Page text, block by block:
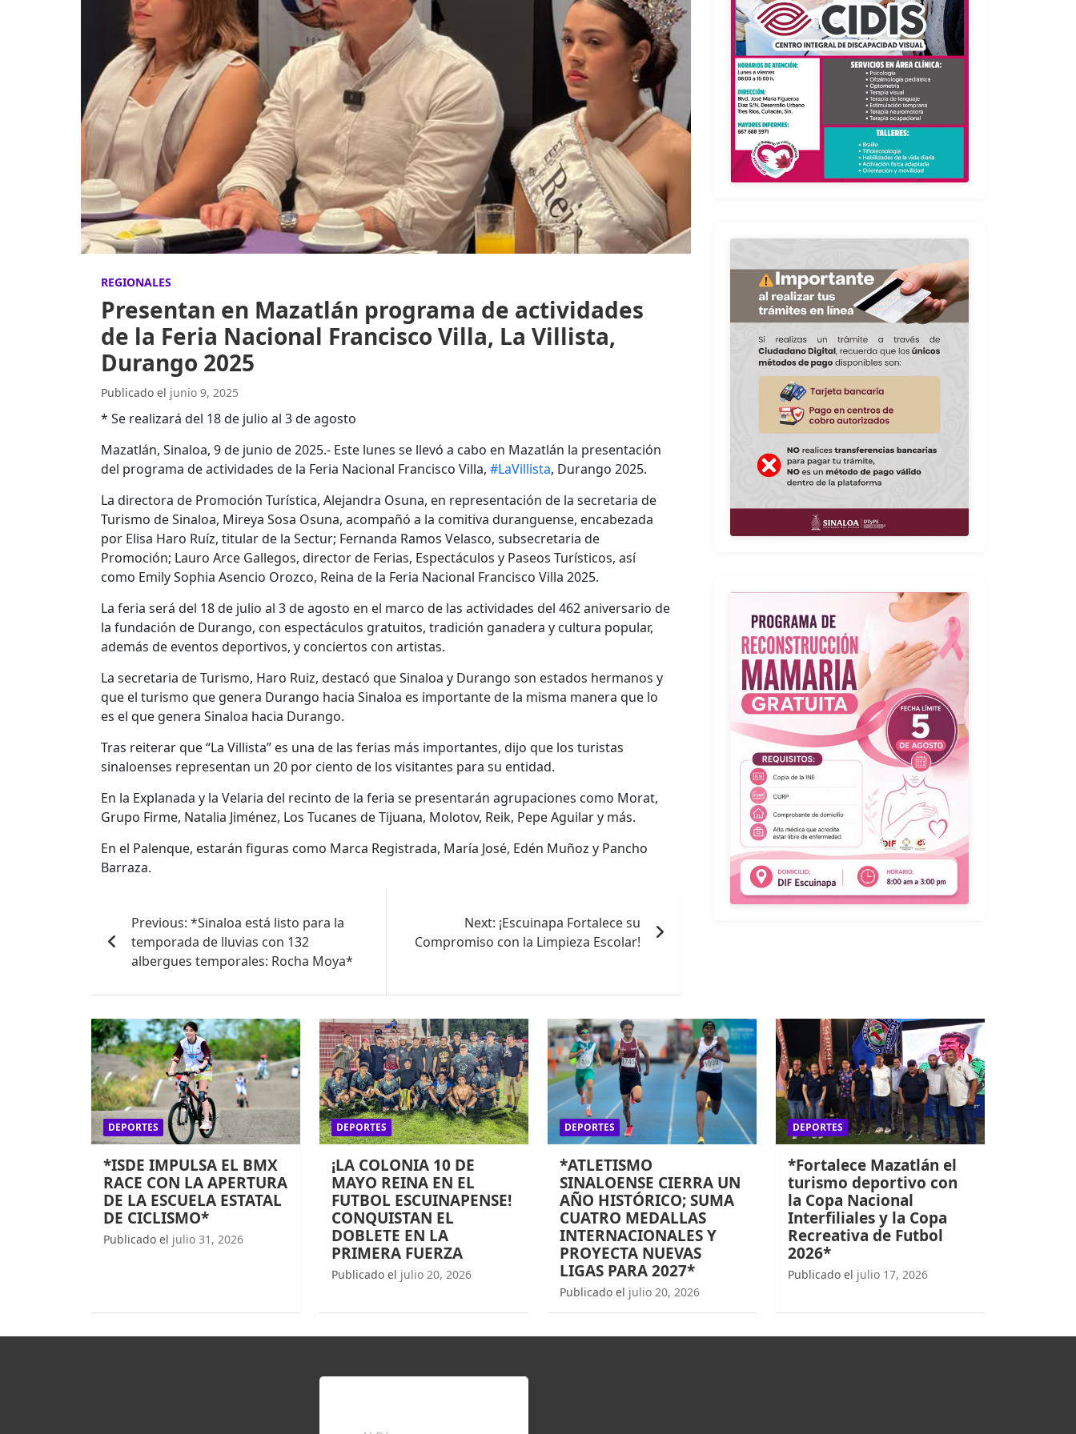
REGIONALES
Presentan en Mazatlán programa de actividades
de la Feria Nacional Francisco Villa, La Villista,
Durango 2025
Publicado el junio 9, 2025
* Se realizará del 18 de julio al 3 de agosto
Mazatlán, Sinaloa, 9 de junio de 2025.- Este lunes se llevó a cabo en Mazatlán la presentación
del programa de actividades de la Feria Nacional Francisco Villa, #LaVillista, Durango 2025.
La directora de Promoción Turística, Alejandra Osuna, en representación de la secretaria de
Turismo de Sinaloa, Mireya Sosa Osuna, acompañó a la comitiva duranguense, encabezada
por Elisa Haro Ruíz, titular de la Sectur; Fernanda Ramos Velasco, subsecretaria de
Promoción; Lauro Arce Gallegos, director de Ferias, Espectáculos y Paseos Turísticos, así
como Emily Sophia Asencio Orozco, Reina de la Feria Nacional Francisco Villa 2025.
La feria será del 18 de julio al 3 de agosto en el marco de las actividades del 462 aniversario de
la fundación de Durango, con espectáculos gratuitos, tradición ganadera y cultura popular,
además de eventos deportivos, y conciertos con artistas.
La secretaria de Turismo, Haro Ruiz, destacó que Sinaloa y Durango son estados hermanos y
que el turismo que genera Durango hacia Sinaloa es importante de la misma manera que lo
es el que genera Sinaloa hacia Durango.
Tras reiterar que “La Villista” es una de las ferias más importantes, dijo que los turistas
sinaloenses representan un 20 por ciento de los visitantes para su entidad.
En la Explanada y la Velaria del recinto de la feria se presentarán agrupaciones como Morat,
Grupo Firme, Natalia Jiménez, Los Tucanes de Tijuana, Molotov, Reik, Pepe Aguilar y más.
En el Palenque, estarán figuras como Marca Registrada, María José, Edén Muñoz y Pancho
Barraza.
de
entradas
Previous: *Sinaloa está listo para la
temporada de lluvias con 132
albergues temporales: Rocha Moya*
Next: ¡Escuinapa Fortalece su
Compromiso con la Limpieza Escolar!
DEPORTES
*ISDE IMPULSA EL BMX
RACE CON LA APERTURA
DE LA ESCUELA ESTATAL
DE CICLISMO*
Publicado el julio 31, 2026
DEPORTES
¡LA COLONIA 10 DE
MAYO REINA EN EL
FUTBOL ESCUINAPENSE!
CONQUISTAN EL
DOBLETE EN LA
PRIMERA FUERZA
Publicado el julio 20, 2026
DEPORTES
*ATLETISMO
SINALOENSE CIERRA UN
AÑO HISTÓRICO; SUMA
CUATRO MEDALLAS
INTERNACIONALES Y
PROYECTA NUEVAS
LIGAS PARA 2027*
Publicado el julio 20, 2026
DEPORTES
*Fortalece Mazatlán el
turismo deportivo con
la Copa Nacional
Interfiliales y la Copa
Recreativa de Futbol
2026*
Publicado el julio 17, 2026